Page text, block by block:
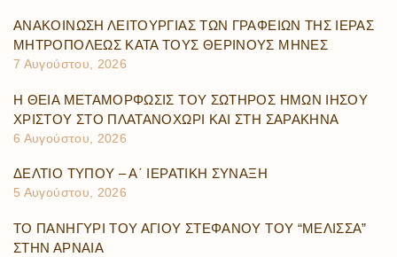
ΑΝΑΚΟΙΝΩΣΗ ΛΕΙΤΟΥΡΓΙΑΣ ΤΩΝ ΓΡΑΦΕΙΩΝ ΤΗΣ ΙΕΡΑΣ
ΜΗΤΡΟΠΟΛΕΩΣ ΚΑΤΑ ΤΟΥΣ ΘΕΡΙΝΟΥΣ ΜΗΝΕΣ
7 Αυγούστου, 2026
Η ΘΕΙΑ ΜΕΤΑΜΟΡΦΩΣΙΣ ΤΟΥ ΣΩΤΗΡΟΣ ΗΜΩΝ ΙΗΣΟΥ
ΧΡΙΣΤΟΥ ΣΤΟ ΠΛΑΤΑΝΟΧΩΡΙ ΚΑΙ ΣΤΗ ΣΑΡΑΚΗΝΑ
6 Αυγούστου, 2026
ΔΕΛΤΙΟ ΤΥΠΟΥ – Α΄ ΙΕΡΑΤΙΚΗ ΣΥΝΑΞΗ
5 Αυγούστου, 2026
ΤΟ ΠΑΝΗΓΥΡΙ ΤΟΥ ΑΓΙΟΥ ΣΤΕΦΑΝΟΥ ΤΟΥ “ΜΕΛΙΣΣΑ”
ΣΤΗΝ ΑΡΝΑΙΑ